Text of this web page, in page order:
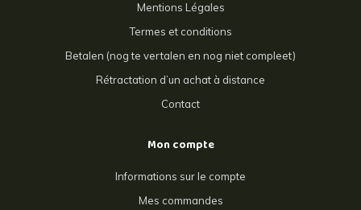
Mentions Légales
Termes et conditions
Betalen (nog te vertalen en nog niet compleet)
Rétractation d’un achat à distance
Contact
Mon compte
Informations sur le compte
Mes commandes